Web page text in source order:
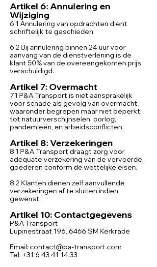
Artikel 6: Annulering en
Wijziging
6.1 Annulering van opdrachten dient
schriftelijk te geschieden.
6.2 Bij annulering binnen 24 uur voor
aanvang van de dienstverlening is de
klant 50% van de overeengekomen prijs
verschuldigd.
Artikel 7: Overmacht
7.1 P&A Transport is niet aansprakelijk
voor schade als gevolg van overmacht,
waaronder begrepen maar niet beperkt
tot natuurverschijnselen, oorlog,
pandemieën, en arbeidsconflicten.
Artikel 8: Verzekeringen
8.1 P&A Transport draagt zorg voor
adequate verzekering van de vervoerde
goederen conform de wettelijke eisen.
8.2 Klanten dienen zelf aanvullende
verzekeringen af te sluiten indien
gewenst.
Artikel 10: Contactgegevens
P&A Transport
Lupinestraat 196, 6466 SM Kerkrade
Email: contact@pa-transport.com
Tel: +31 6 43 41 14 33